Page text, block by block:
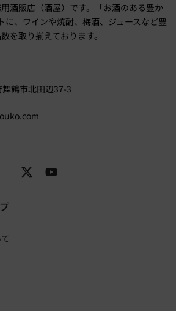
酒販店（酒屋）です。「お酒のある豊か
に、ワインや焼酎、梅酒、ジュースなど豊
を取り揃えております。
鶴市北田辺37-3